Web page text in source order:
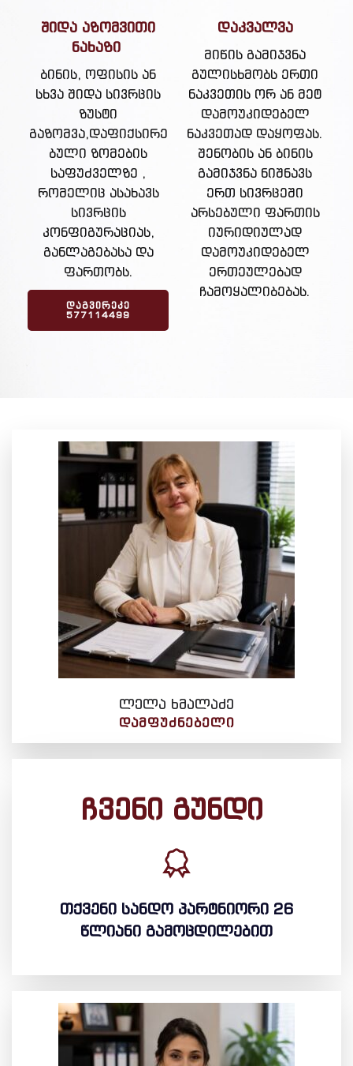
შიდა აზომვითი
ნახაზი
ბინის, ოფისის ან
სხვა შიდა სივრცის
ზუსტი
გაზომვა,დაფიქსირე
ბული ზომების
საფუძველზე ,
რომელიც ასახავს
სივრცის
კონფიგურაციას,
განლაგებასა და
ფართობს.
ᲓᲐᲒᲕᲘᲠᲔᲙᲔ
577114499
დაკვალვა
მიწის გამიჯვნა
გულისხმობს ერთი
ნაკვეთის ორ ან მეტ
დამოუკიდებელ
ნაკვეთად დაყოფას.
შენობის ან ბინის
გამიჯვნა ნიშნავს
ერთ სივრცეში
არსებული ფართის
იურიდიულად
დამოუკიდებელ
ერთეულებად
ჩამოყალიბებას.
ლელა ხმალაძე
ᲓᲐᲛᲤᲣᲫᲜᲔᲑᲔᲚᲘ
ჩვენი გუნდი
თქვენი სანდო პარტნიორი 26
წლიანი გამოცდილებით